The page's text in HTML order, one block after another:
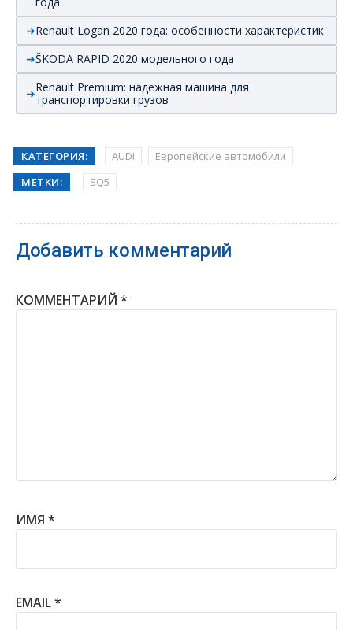
Renault Logan 2020 года: особенности характеристик
ŠKODA RAPID 2020 модельного года
Renault Premium: надежная машина для
транспортировки грузов
КАТЕГОРИЯ: AUDI
Европейские автомобили
МЕТКИ:
SQ5
Добавить комментарий
КОММЕНТАРИЙ *
ИМЯ *
EMAIL*